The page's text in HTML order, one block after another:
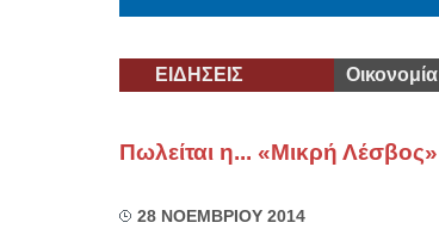
ΕΙΔΗΣΕΙΣ Οικονομία
Πωλείται η... «Μικρή Λέσβος»
28 ΝΟΕΜΒΡΙΟΥ 2014